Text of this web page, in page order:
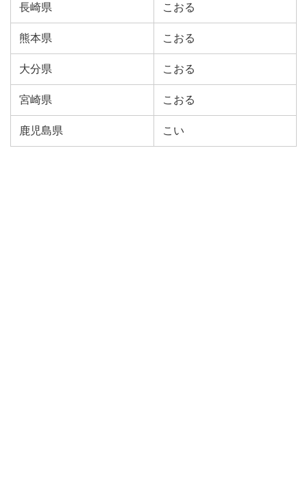
長崎県 こおる
熊本県 こおる
大分県 こおる
宮崎県 こおる
鹿児島県 こい